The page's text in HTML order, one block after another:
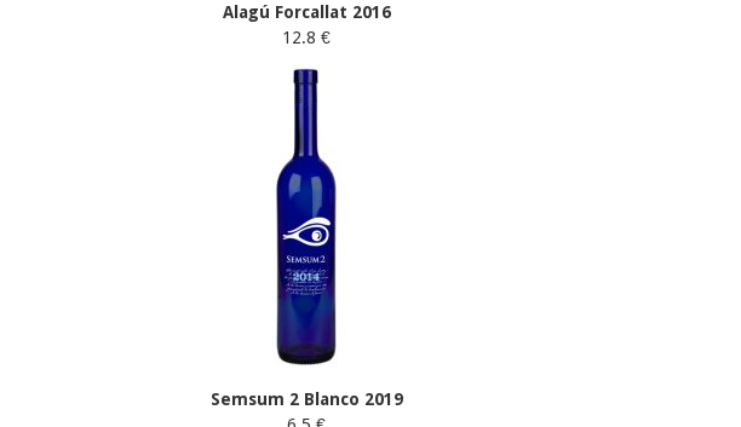
Alagú Forcallat 2016
12.8 €
Semsum 2 Blanco 2019